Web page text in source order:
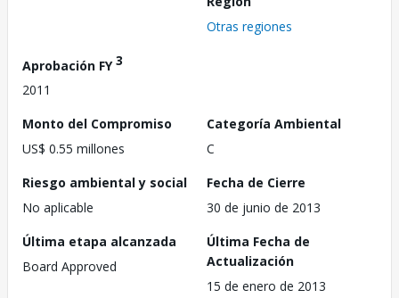
Otras regiones
Aprobación FY3
2011
Monto del Compromiso
US$ 0.55 millones
Categoría Ambiental
C
Riesgo ambiental y social
No aplicable
Fecha de Cierre
30 de junio de 2013
Última etapa alcanzada
Board Approved
Última Fecha de
Actualización
15 de enero de 2013